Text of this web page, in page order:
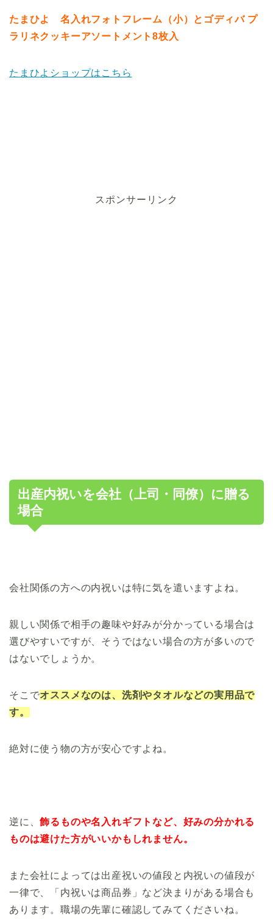
たまひよ 名入れフォトフレーム（小）とゴディバ プ
ラリネクッキーアソートメント8枚入
たまひよショップはこちら
スポンサーリンク
出産内祝いを会社（上司・同僚）に贈る
場合
会社関係の方への内祝いは特に気を遣いますよね。
親しい関係で相手の趣味や好みが分かっている場合は
選びやすいですが、そうではない場合の方が多いので
はないでしょうか。
そこでオススメなのは、洗剤やタオルなどの実用品で
す。
絶対に使う物の方が安心ですよね。
逆に、飾るものや名入れギフトなど、好みの分かれる
ものは避けた方がいいかもしれません。
また会社によっては出産祝いの値段と内祝いの値段が
一律で、「内祝いは商品券」など決まりがある場合も
あります。職場の先輩に確認してみてくださいね。